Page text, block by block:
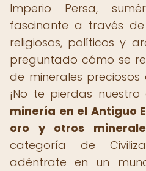
Imperio Persa,
fascinante a través
religiosos, políticos y
preguntado cómo se
de minerales preciosos
¡No te pierdas
minería en el Antiguo
oro y otros
categoría de
adéntrate en un